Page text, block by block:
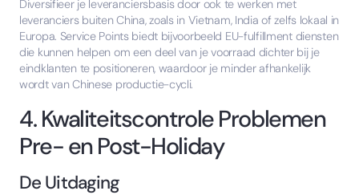
Diversifieer je leveranciersbasis door ook te werken met
leveranciers buiten China, zoals in Vietnam, India of zelfs lokaal in
Europa. Service Points biedt bijvoorbeeld EU-fulfillment diensten
die kunnen helpen om een deel van je voorraad dichter bij je
eindklanten te positioneren, waardoor je minder afhankelijk
wordt van Chinese productie-cycli.
4. Kwaliteitscontrole Problemen
Pre- en Post-Holiday
De Uitdaging